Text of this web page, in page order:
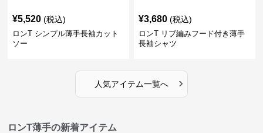
¥5,520 (税込)
ロンT シンプル薄手長袖カット
ソー
¥3,680 (税込)
ロンT リブ編みフード付き薄手
長袖シャツ
人気アイテム一覧へ ›
ロンT薄手の新着アイテム